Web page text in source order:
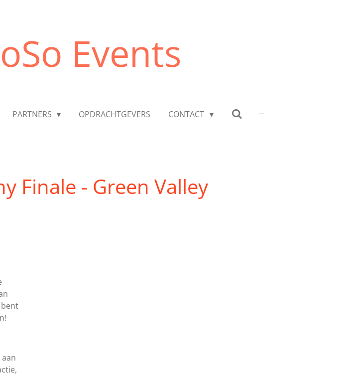
Events
PARTNERS OPDRACHTGEVERS CONTACT
Finale - Green Valley